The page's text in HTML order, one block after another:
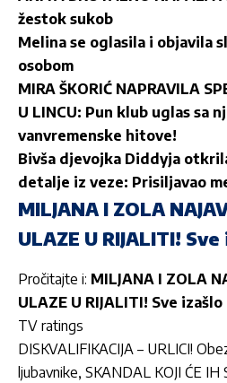
žestok sukob
Melina se oglasila i objavila
osobom
MIRA ŠKORIĆ NAPRAVILA
U LINCU: Pun klub uglas sa
vanvremenske hitove!
Bivša djevojka Diddyja
detalje iz veze: Prisiljavao
MILJANA I ZOLA
ULAZE U RIJALITI!
Pročitajte i: MILJANA I ZOLA
ULAZE U RIJALITI! Sve
TV ratings
DISKVALIFIKACIJA – URLICI!
ljubavnike, SKANDAL KOJI ĆE IH